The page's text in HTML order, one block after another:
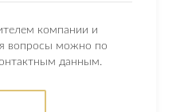
компании и
вопросы можно по
данным.